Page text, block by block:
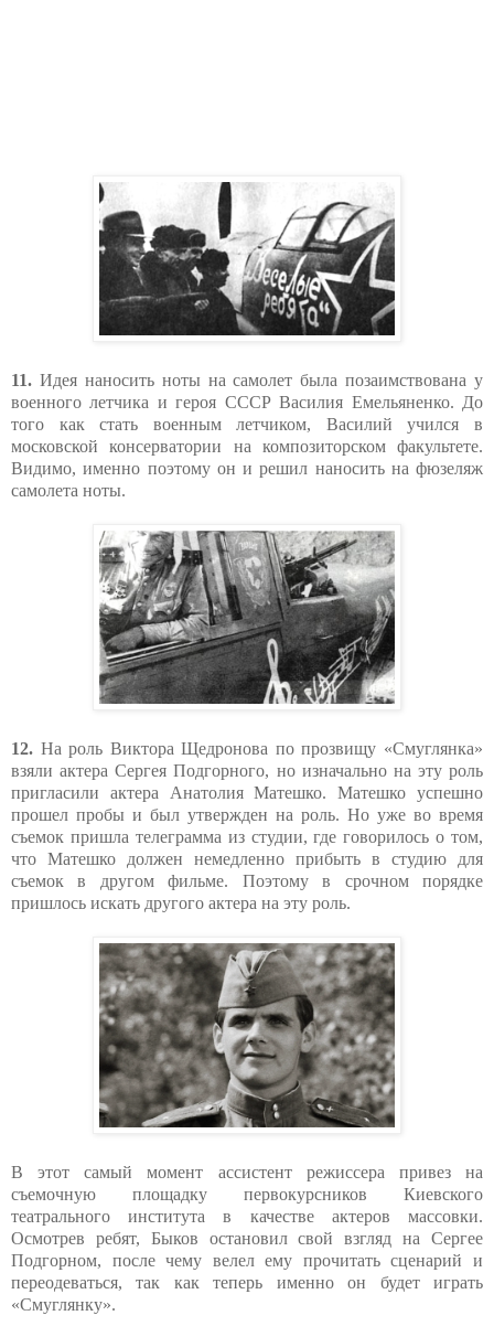
11. Идея наносить ноты на самолет была позаимствована у
военного летчика и героя СССР Василия Емельяненко. До
того как стать военным летчиком, Василий учился в
московской консерватории на композиторском факультете.
Видимо, именно поэтому он и решил наносить на фюзеляж
самолета ноты.
12. На роль Виктора Щедронова по прозвищу «Смуглянка»
взяли актера Сергея Подгорного, но изначально на эту роль
пригласили актера Анатолия Матешко. Матешко успешно
прошел пробы и был утвержден на роль. Но уже во время
съемок пришла телеграмма из студии, где говорилось о том,
что Матешко должен немедленно прибыть в студию для
съемок в другом фильме. Поэтому в срочном порядке
пришлось искать другого актера на эту роль.
В этот самый момент ассистент режиссера привез на
съемочную площадку первокурсников Киевского
театрального института в качестве актеров массовки.
Осмотрев ребят, Быков остановил свой взгляд на Сергее
Подгорном, после чему велел ему прочитать сценарий и
переодеваться, так как теперь именно он будет играть
«Смуглянку».